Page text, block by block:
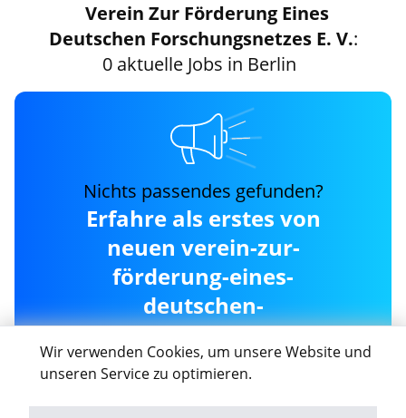
Wir verwenden Cookies, um unsere Website und
unseren Service zu optimieren.
Verein Zur Förderung Eines
Deutschen Forschungsnetzes E. V.:
0 aktuelle Jobs in Berlin
Nichts passendes gefunden?
Erfahre als erstes von
neuen verein-zur-
förderung-eines-
deutschen-
forschungsnetzes-e.-v.
Jobs in Berlin